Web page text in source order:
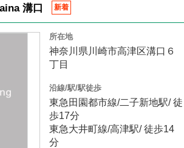
溝口 新着
所在地
神奈川県川崎市高津区溝口６
丁目
沿線/駅/駅徒歩
東急田園都市線/二子新地駅/ 徒
歩17分
東急大井町線/高津駅/ 徒歩14
分